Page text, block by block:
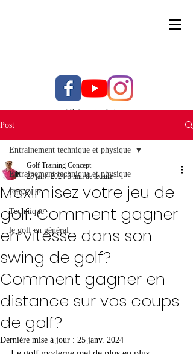
06 01 43 40 29
Post
Entrainement technique et physique
FitGOLF
Technique
le golf en général
Entrainement technique et physique
Maximisez votre jeu de
golf: Comment gagner
en vitesse dans son
swing de golf?
Comment gagner en
distance sur vos coups
de golf?
Golf Training Concept
23 janv. 2024 3 min de lecture
Dernière mise à jour : 25 janv. 2024